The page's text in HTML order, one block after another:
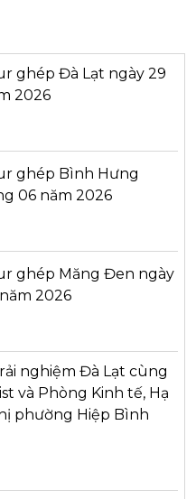
ghép Đà Lạt ngày 29
2026
ghép Bình Hưng
06 năm 2026
ghép Măng Đen ngày
2026
nghiệm Đà Lạt cùng
và Phòng Kinh tế, Hạ
phường Hiệp Bình